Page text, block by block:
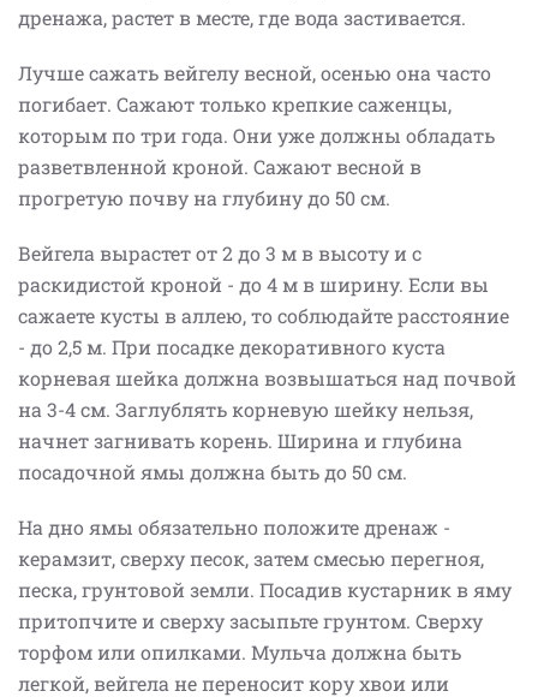
дренажа, растет в месте, где вода застивается.
Лучше сажать вейгелу весной, осенью она часто
погибает. Сажают только крепкие саженцы,
которым по три года. Они уже должны обладать
разветвленной кроной. Сажают весной в
прогретую почву на глубину до 50 см.
Вейгела вырастет от 2 до 3 м в высоту и с
раскидистой кроной - до 4 м в ширину. Если вы
сажаете кусты в аллею, то соблюдайте расстояние
- до 2,5 м. При посадке декоративного куста
корневая шейка должна возвышаться над почвой
на 3-4 см. Заглублять корневую шейку нельзя,
начнет загнивать корень. Ширина и глубина
посадочной ямы должна быть до 50 см.
На дно ямы обязательно положите дренаж -
керамзит, сверху песок, затем смесью перегноя,
песка, грунтовой земли. Посадив кустарник в яму
притопчите и сверху засыпьте грунтом. Сверху
торфом или опилками. Мульча должна быть
легкой, вейгела не переносит кору хвои или